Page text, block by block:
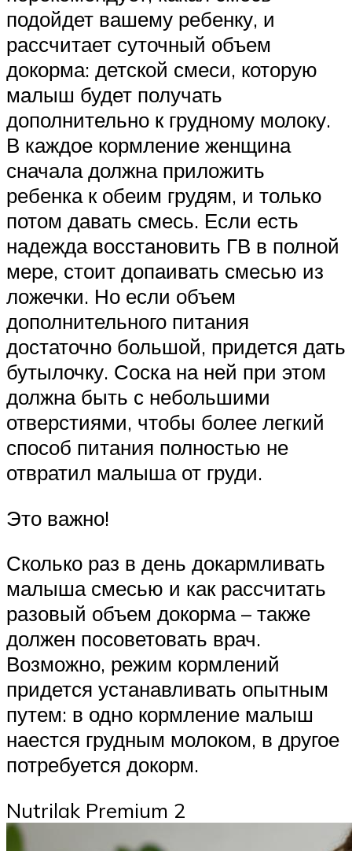
подойдет вашему ребенку, и
рассчитает суточный объем
докорма: детской смеси, которую
малыш будет получать
дополнительно к грудному молоку.
В каждое кормление женщина
сначала должна приложить
ребенка к обеим грудям, и только
потом давать смесь. Если есть
надежда восстановить ГВ в полной
мере, стоит допаивать смесью из
ложечки. Но если объем
дополнительного питания
достаточно большой, придется дать
бутылочку. Соска на ней при этом
должна быть с небольшими
отверстиями, чтобы более легкий
способ питания полностью не
отвратил малыша от груди.
Это важно!
Сколько раз в день докармливать
малыша смесью и как рассчитать
разовый объем докорма – также
должен посоветовать врач.
Возможно, режим кормлений
придется устанавливать опытным
путем: в одно кормление малыш
наестся грудным молоком, в другое
потребуется докорм.
Nutrilak Premium 2